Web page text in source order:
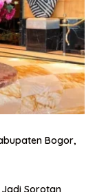
Bogor,
Sorotan